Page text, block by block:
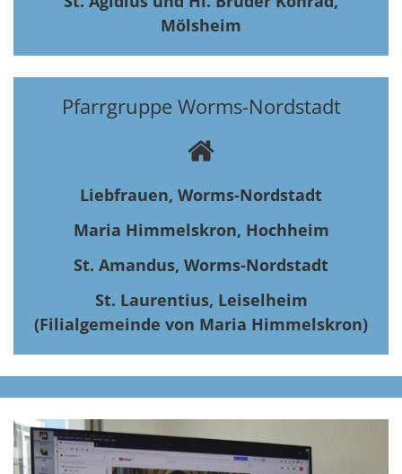
Mölsheim
Pfarrgruppe Worms-Nordstadt
Liebfrauen, Worms-Nordstadt
Maria Himmelskron, Hochheim
St. Amandus, Worms-Nordstadt
St. Laurentius, Leiselheim
(Filialgemeinde von Maria Himmelskron)